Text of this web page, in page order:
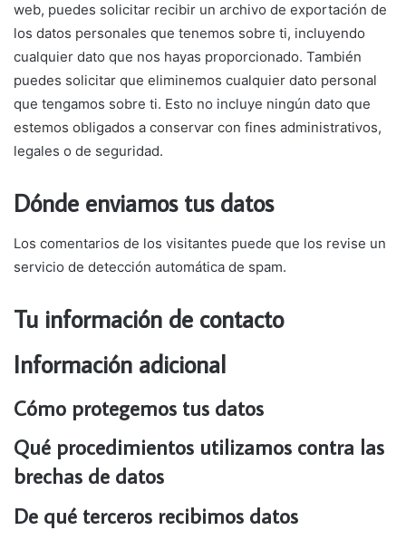
web, puedes solicitar recibir un archivo de exportación de
los datos personales que tenemos sobre ti, incluyendo
cualquier dato que nos hayas proporcionado. También
puedes solicitar que eliminemos cualquier dato personal
que tengamos sobre ti. Esto no incluye ningún dato que
estemos obligados a conservar con fines administrativos,
legales o de seguridad.
Dónde enviamos tus datos
Los comentarios de los visitantes puede que los revise un
servicio de detección automática de spam.
Tu información de contacto
Información adicional
Cómo protegemos tus datos
Qué procedimientos utilizamos contra las
brechas de datos
De qué terceros recibimos datos